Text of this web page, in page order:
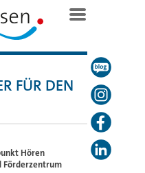
FÜR DEN
Hören
Förderzentrum